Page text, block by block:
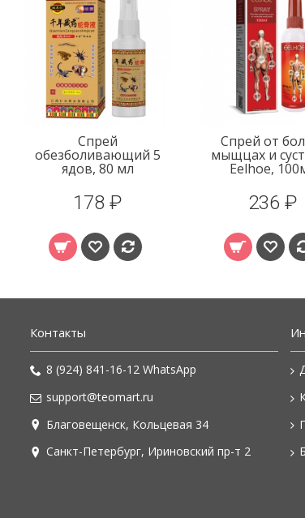
Спрей
обезболивающий 5
ядов, 80 мл
178 ₽
Спрей от
мыщцах и
Eelhoe,
236 ₽
Контакты
8 (924) 841-16-12 WhatsApp
support@teomart.ru
Благовещенск, Кольцевая 34
Санкт-Петербург, Ириновский пр-т 2